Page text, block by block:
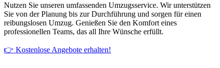
Nutzen Sie unseren umfassenden Umzugsservice. Wir unterstützen
Sie von der Planung bis zur Durchführung und sorgen für einen
reibungslosen Umzug. Genießen Sie den Komfort eines
professionellen Teams, das all Ihre Wünsche erfüllt.
👉 Kostenlose Angebote erhalten!